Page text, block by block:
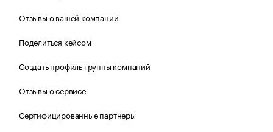
Отзывы о вашей компании
Поделиться кейсом
Создать профиль группы компаний
Отзывы о сервисе
Сертифицированные партнеры